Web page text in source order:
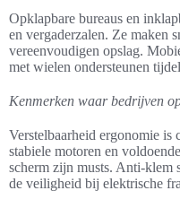
Opklapbare bureaus en
en vergaderzalen. Ze maken
vereenvoudigen opslag.
met wielen ondersteunen
Kenmerken waar bedrijven
Verstelbaarheid ergonomie is
stabiele motoren en
scherm zijn musts. Anti-klem
de veiligheid bij elektrische